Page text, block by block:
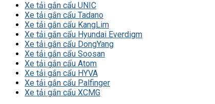
Xe tải gắn cẩu UNIC
Xe tải gắn cẩu Tadano
Xe tải gắn cẩu KangLim
Xe tải gắn cẩu Hyundai Everdigm
Xe tải gắn cẩu DongYang
Xe tải gắn cẩu Soosan
Xe tải gắn cẩu Atom
Xe tải gắn cẩu HYVA
Xe tải gắn cẩu Palfinger
Xe tải gắn cẩu XCMG